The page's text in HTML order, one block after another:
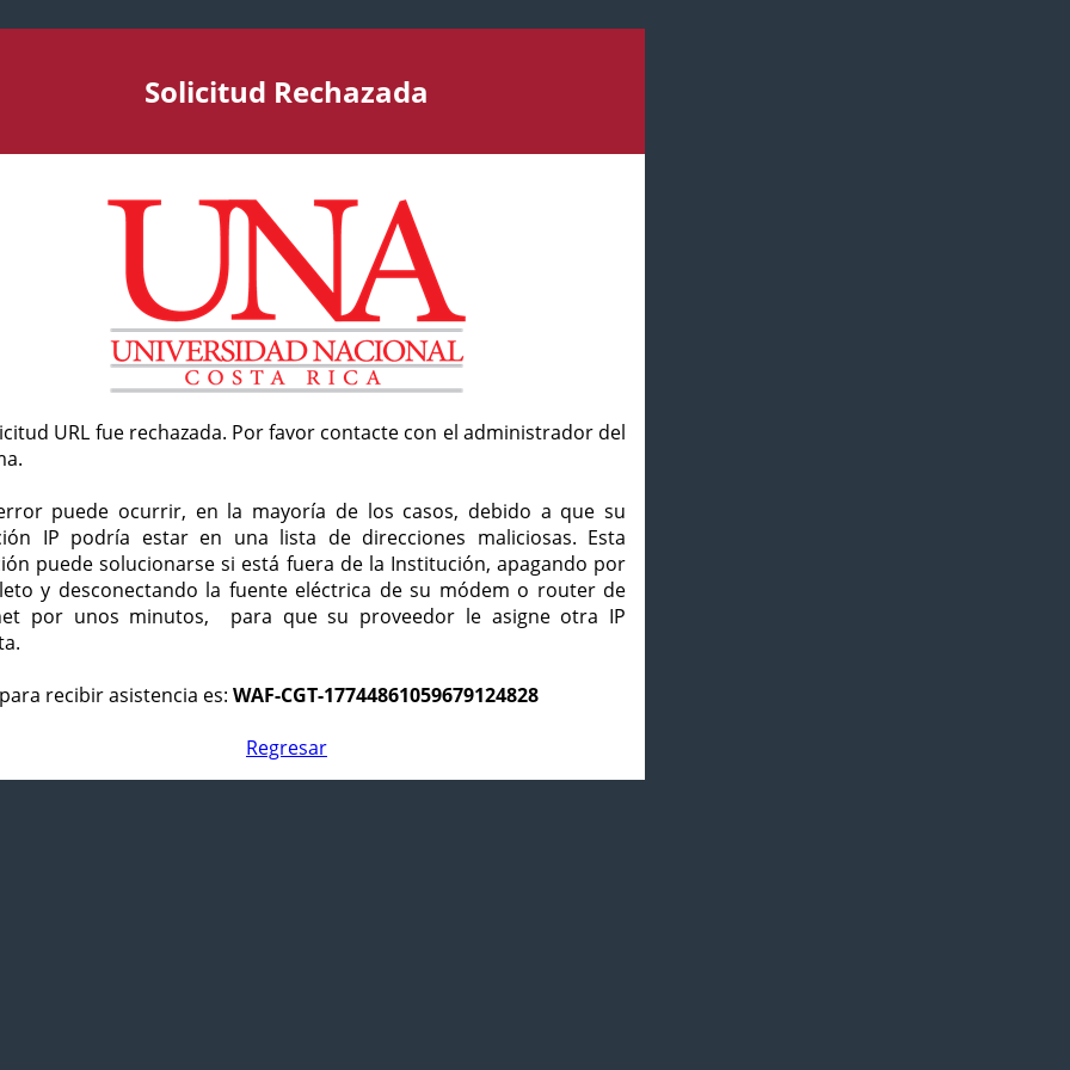
Solicitud Rechazada
URL fue rechazada. Por favor contacte con el administrador del
puede ocurrir, en la mayoría de los casos, debido a que su
IP podría estar en una lista de direcciones maliciosas. Esta
puede solucionarse si está fuera de la Institución, apagando por
y desconectando la fuente eléctrica de su módem o router de
por unos minutos, para que su proveedor le asigne otra IP
recibir asistencia es: WAF-CGT-17744861059679124828
Regresar